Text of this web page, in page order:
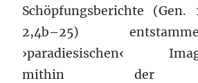
Schöpfungsberichte (Gen.
2,4b–25)
›paradiesischen‹
mithin der